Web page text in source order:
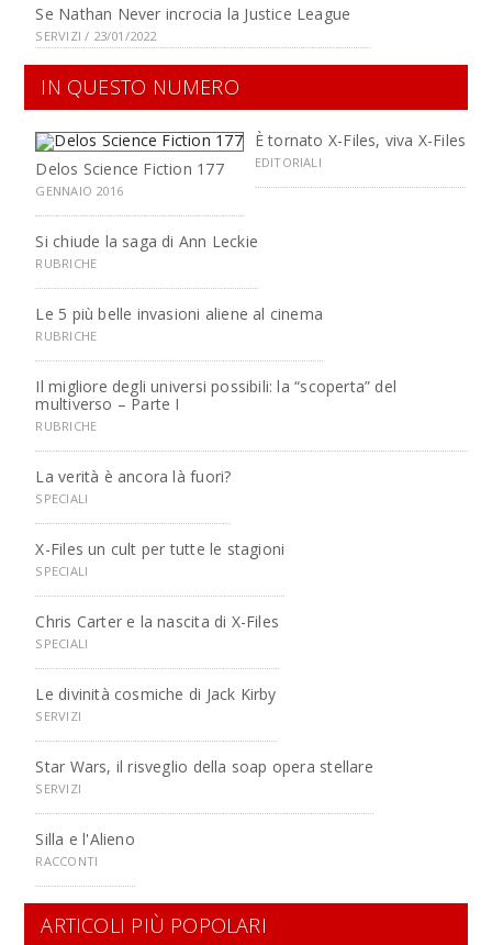
Se Nathan Never incrocia la Justice League
SERVIZI / 23/01/2022
IN QUESTO NUMERO
Delos Science Fiction 177
GENNAIO 2016
È tornato X-Files, viva X-Files
EDITORIALI
Si chiude la saga di Ann Leckie
RUBRICHE
Le 5 più belle invasioni aliene al cinema
RUBRICHE
Il migliore degli universi possibili: la “scoperta” del
multiverso – Parte I
RUBRICHE
La verità è ancora là fuori?
SPECIALI
X-Files un cult per tutte le stagioni
SPECIALI
Chris Carter e la nascita di X-Files
SPECIALI
Le divinità cosmiche di Jack Kirby
SERVIZI
Star Wars, il risveglio della soap opera stellare
SERVIZI
Silla e l'Alieno
RACCONTI
ARTICOLI PIÙ POPOLARI